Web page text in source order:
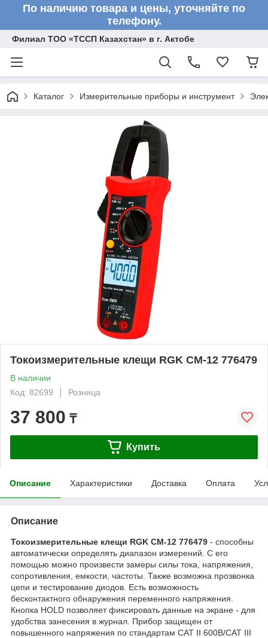
По наличию товара и цены, уточняйте по
телефону.
Филиал ТОО «ТССП Казахстан» в г. Актобе
Каталог Измерительные приборы и инструмент
Токоизмерительные клещи RGK CM-12 776479
В наличии
Код: 82699
Розница
37 800 ₸
Купить
Описание Характеристики Доставка Оплата
Описание
Токоизмерительные клещи RGK CM-12 776479 - способны
автоматически определять диапазон измерений. С его
помощью можно произвести замеры силы тока, напряжения,
сопротивления, емкости, частоты. Также возможна прозвонка
цепи и тестирование диодов. Есть возможность
бесконтактного обнаружения переменного напряжения.
Кнопка HOLD позволяет фиксировать данные на экране - для
удобства занесения в журнал. Прибор защищен от
повышенного напряжения по стандартам CAT II 600В/CAT III